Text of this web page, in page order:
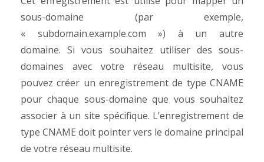
sous-domaine (par exemple,
« subdomain.example.com ») à un autre
domaine.Si vous souhaitez utiliser des sous-
domaines avec votre réseau multisite, vous
pouvez créer un enregistrement de type CNAME
pour chaque sous-domaine que vous souhaitez
associer à un site spécifique. L’enregistrement de
type CNAME doit pointer vers le domaine principal
de votre réseau multisite.